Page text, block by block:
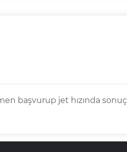
başvurup jet hızında sonuç